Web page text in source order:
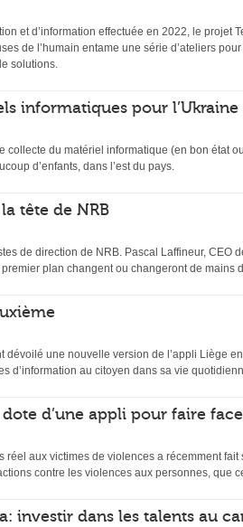
et d’information effectuée en 2022, le projet
de l’humain entame une série d’ateliers
solutions.
informatiques pour l’Ukraine
collecte du matériel informatique (en bon état
d’enfants, dans l’est du pays.
tête de NRB
de direction de NRB. Pascal Laffineur,
plan changent ou changeront de mains
dévoilé une nouvelle version de l’appli Liège
d’information au citoyen dans sa vie
d’une appli pour faire
réel aux victimes de violences a récemment
contre les violences aux personnes, que
investir dans les talents au